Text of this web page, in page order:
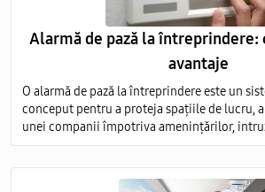
Alarmă de pază la întreprindere:
avantaje
O alarmă de pază la întreprindere este un
conceput pentru a proteja spațiile de lucru,
unei companii împotriva amenințărilor,
evenimente nedorite.